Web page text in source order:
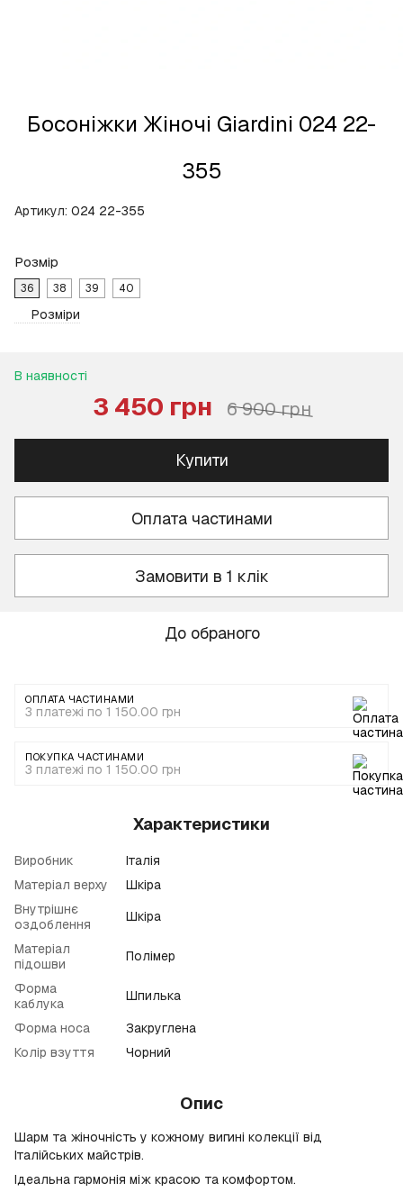
Босоніжки Жіночі Giardini 024 22-
355
Артикул: 024 22-355
Розмір
36 38 39 40
Розміри
В наявності
3 450 грн 6 900 грн
Купити
Оплата частинами
Замовити в 1 клік
До обраного
ОПЛАТА ЧАСТИНАМИ
3 платежі по 1 150.00 грн
ПОКУПКА ЧАСТИНАМИ
3 платежі по 1 150.00 грн
Характеристики
Виробник
Італія
Матеріал верху
Шкіра
Внутрішнє
оздоблення
Шкіра
Матеріал
підошви
Полімер
Форма
каблука
Шпилька
Форма носа
Закруглена
Колір взуття
Чорний
Опис
Шарм та жіночність у кожному вигині колекції від
Італійських майстрів.
Ідеальна гармонія між красою та комфортом.